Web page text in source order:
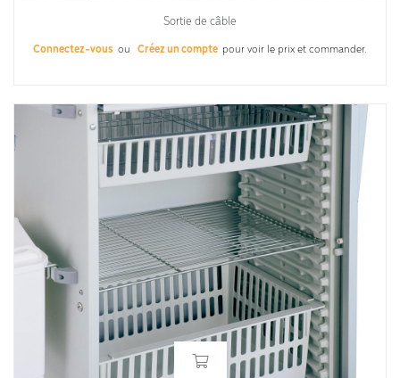
Sortie de câble
Connectez-vous ou Créez un compte pour voir le prix et commander.